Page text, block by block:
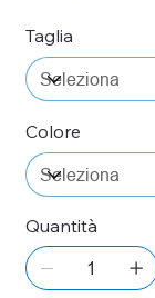
Taglia
Colore
Quantità